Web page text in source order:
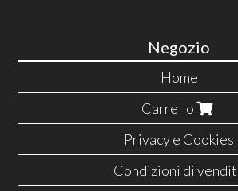
Negozio
Home
Carrello
Privacy e Cookies
Condizioni di